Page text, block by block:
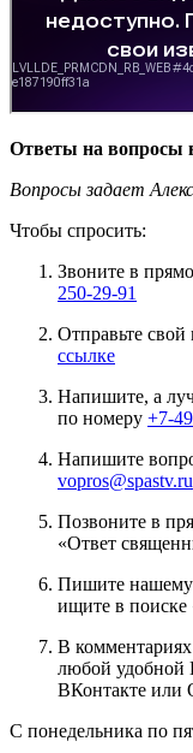
Ответы на
Вопросы задает
Чтобы спросить:
Звоните в
250-29-91
Отправьте
ссылке
Напишите, а
по номеру +7-
Напишите
vopros@spastv.ru
Позвоните в
«Ответ
Пишите нашему
ищите в поиске
В
любой удобной
ВКонтакте или
С понедельника по